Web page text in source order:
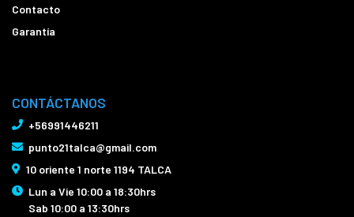
Contacto
Garantía
CONTÁCTANOS
+56991446211
punto21talca@gmail.com
10 oriente 1 norte 1194 TALCA
Lun a Vie 10:00 a 18:30hrs
Sab 10:00 a 13:30hrs